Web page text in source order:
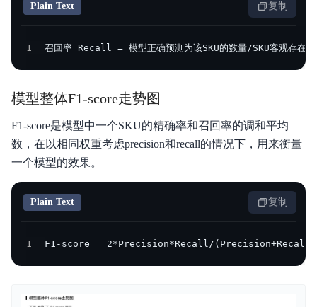
Plain Text 复制
1 召回率 Recall = 模型正确预测为该SKU的数量/SKU客观存在的
模型整体F1-score走势图
F1-score是模型中一个SKU的精确率和召回率的调和平均
数，在以相同权重考虑precision和recall的情况下，用来衡量
一个模型的效果。
Plain Text 复制
1 F1-score = 2*Precision*Recall/(Precision+Recall)